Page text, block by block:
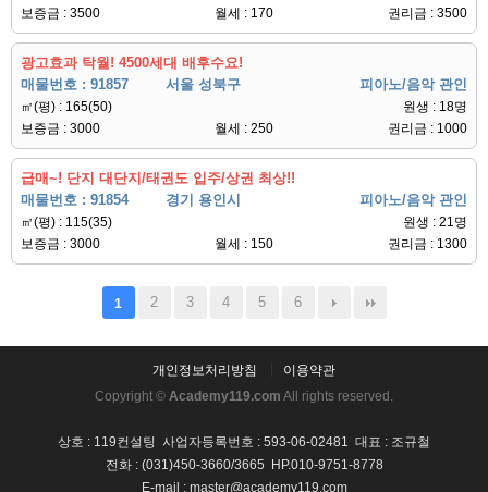
보증금 : 3500
월세 : 170 권리금 : 3500
광고효과 탁월! 4500세대 배후수요!
매물번호 : 91857
서울 성북구 피아노/음악 관인
㎡(평) : 165(50)
원생 : 18명
보증금 : 3000
월세 : 250 권리금 : 1000
급매~! 단지 대단지/태권도 입주/상권 최상!!
매물번호 : 91854
경기 용인시 피아노/음악 관인
㎡(평) : 115(35)
원생 : 21명
보증금 : 3000
월세 : 150 권리금 : 1300
1 2 3 4 5 6
개인정보처리방침
이용약관
Copyright © Academy119.com All rights reserved.
상호 : 119컨설팅 사업자등록번호 : 593-06-02481 대표 : 조규철
전화 : (031)450-3660/3665 HP.010-9751-8778
E-mail : master@academy119.com